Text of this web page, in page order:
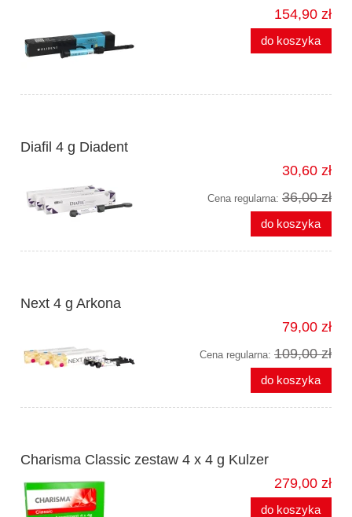
154,90 zł
do koszyka
Diafil 4 g Diadent
30,60 zł
Cena regularna: 36,00 zł
do koszyka
Next 4 g Arkona
79,00 zł
Cena regularna: 109,00 zł
do koszyka
Charisma Classic zestaw 4 x 4 g Kulzer
279,00 zł
do koszyka